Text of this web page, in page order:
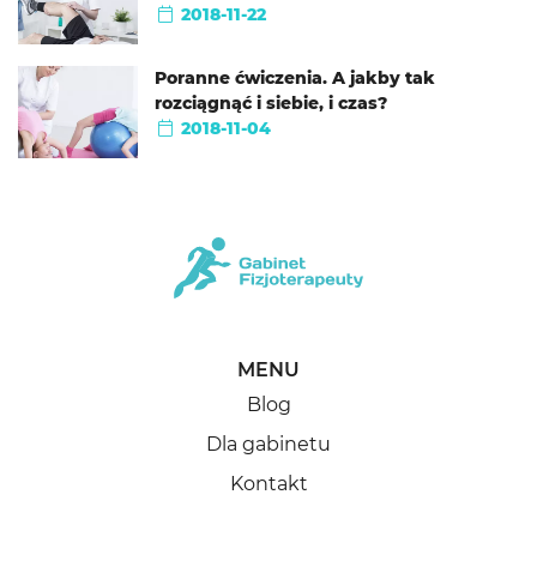
2018-11-22
Poranne ćwiczenia. A jakby tak
rozciągnąć i siebie, i czas?
2018-11-04
MENU
Blog
Dla gabinetu
Kontakt